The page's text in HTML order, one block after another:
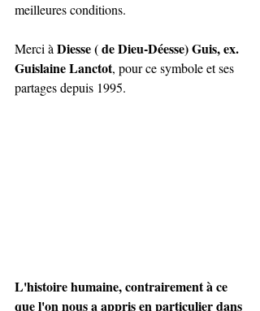
meilleures conditions.
Merci à Diesse ( de Dieu-Déesse) Guis, ex.
Guislaine Lanctot, pour ce symbole et ses
partages depuis 1995.
L'histoire humaine, contrairement à ce
que l'on nous a appris en particulier dans